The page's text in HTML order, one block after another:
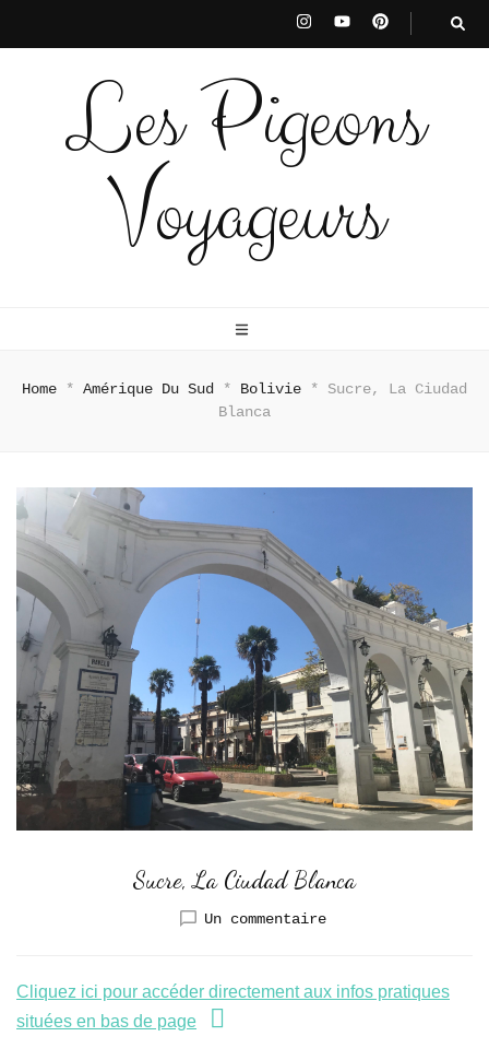
Les Pigeons
Voyageurs
Home * Amérique Du Sud * Bolivie *
Sucre, La Ciudad
Blanca
Sucre, La Ciudad Blanca
Un commentairesur
Ciudad
Cliquez ici pour accéder directement aux infos pratiques
situées en bas de page